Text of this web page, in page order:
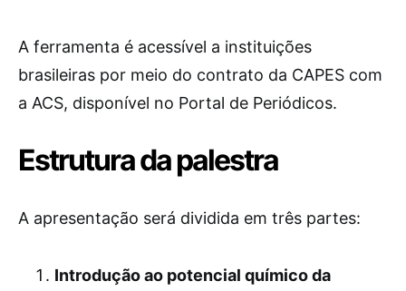
A ferramenta é acessível a instituições
brasileiras por meio do contrato da CAPES com
a ACS, disponível no Portal de Periódicos.
Estrutura da palestra
A apresentação será dividida em três partes:
Introdução ao potencial químico da